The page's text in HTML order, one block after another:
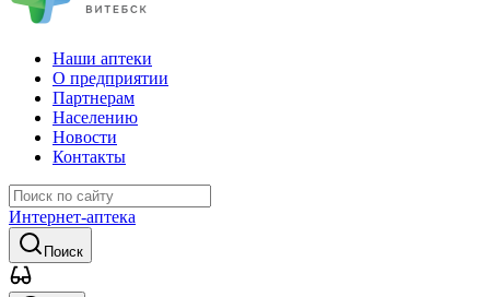
Наши аптеки
О предприятии
Партнерам
Населению
Новости
Контакты
Интернет-аптека
Поиск